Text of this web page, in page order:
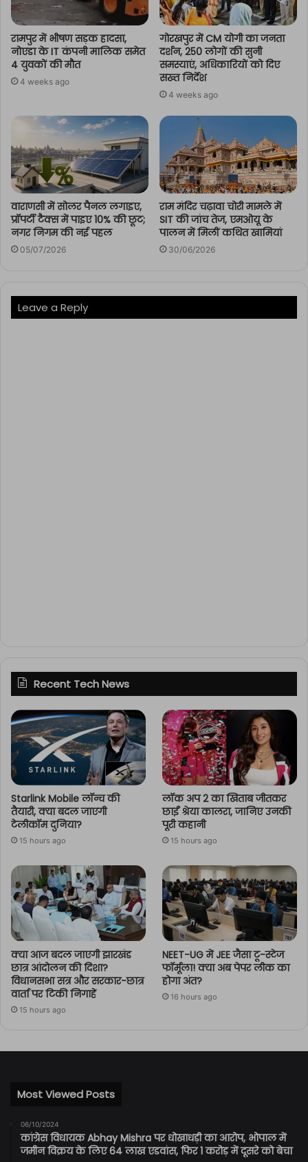
रामपुर में भीषण सड़क हादसा,
नोएडा के IT कंपनी मालिक समेत
4 युवकों की मौत
4 weeks ago
गोरखपुर में CM योगी का जनता
दर्शन, 250 लोगों की सुनी
समस्याएं, अधिकारियों को दिए
सख्त निर्देश
4 weeks ago
वाराणसी में सोलर पैनल लगाइए,
प्रॉपर्टी टैक्स में पाइए 10% की छूट;
नगर निगम की नई पहल
05/07/2026
राम मंदिर चढ़ावा चोरी मामले में
SIT की जांच तेज, एमओयू के
पालन में मिलीं कथित खामियां
30/06/2026
Leave a Reply
Recent Tech News
Starlink Mobile लॉन्च की
तैयारी, क्या बदल जाएगी
टेलीकॉम दुनिया?
15 hours ago
लॉक अप 2 का खिताब जीतकर
छाईं श्रेया कालरा, जानिए उनकी
पूरी कहानी
15 hours ago
क्या आज बदल जाएगी झारखंड
छात्र आंदोलन की दिशा?
विधानसभा सत्र और सरकार-छात्र
वार्ता पर टिकी निगाहें
15 hours ago
NEET-UG में JEE जैसा टू-स्टेज
फॉर्मूला! क्या अब पेपर लीक का
होगा अंत?
16 hours ago
Most Viewed Posts
06/10/2024
कांग्रेस विधायक Abhay Mishra पर धोखाधड़ी का आरोप, भोपाल में
जमीन विक्रय के लिए 64 लाख एडवांस, फिर 1 करोड़ में दूसरे को बेचा